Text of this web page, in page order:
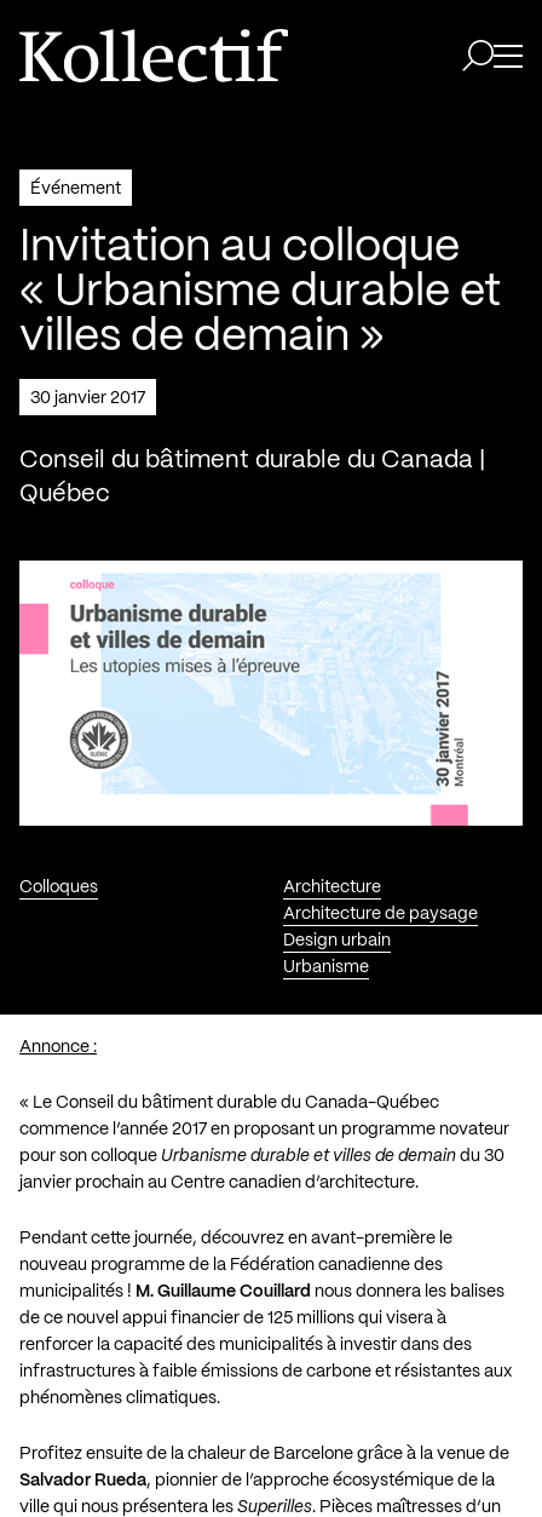
Aller à la page d'accueil
Logo Kollectif
Événement
Invitation au colloque
« Urbanisme durable et
villes de demain »
30 janvier 2017
Conseil du bâtiment durable du Canada |
Québec
Colloques
Architecture
Architecture de paysage
Design urbain
Urbanisme
Annonce :
« Le Conseil du bâtiment durable du Canada-Québec
commence l’année 2017 en proposant un programme novateur
pour son colloque Urbanisme durable et villes de demain du 30
janvier prochain au Centre canadien d’architecture.
Pendant cette journée, découvrez en avant-première le
nouveau programme de la Fédération canadienne des
municipalités ! M. Guillaume Couillard nous donnera les balises
de ce nouvel appui financier de 125 millions qui visera à
renforcer la capacité des municipalités à investir dans des
infrastructures à faible émissions de carbone et résistantes aux
phénomènes climatiques.
Profitez ensuite de la chaleur de Barcelone grâce à la venue de
Salvador Rueda, pionnier de l’approche écosystémique de la
ville qui nous présentera les Superilles. Pièces maîtresses d’un